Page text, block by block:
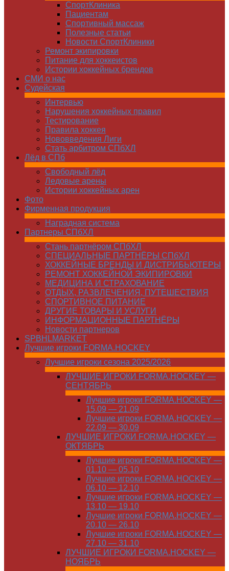
СпортКлиника
Пациентам
Спортивный массаж
Полезные статьи
Новости СпортКлиники
Ремонт экипировки
Питание для хоккеистов
Истории хоккейных брендов
СМИ о нас
Судейская
Интервью
Нарушения хоккейных правил
Тестирование
Правила хоккея
Нововведения Лиги
Стать арбитром СПбХЛ
Лёд в СПб
Свободный лёд
Ледовые арены
Истории хоккейных арен
Фото
Фирменная продукция
Наградная система
Партнеры СПбХЛ
Стань партнёром СПбХЛ
СПЕЦИАЛЬНЫЕ ПАРТНЁРЫ СПбХЛ
ХОККЕЙНЫЕ БРЕНДЫ И ДИСТРИБЬЮТЕРЫ
РЕМОНТ ХОККЕЙНОЙ ЭКИПИРОВКИ
МЕДИЦИНА И СТРАХОВАНИЕ
ОТДЫХ, РАЗВЛЕЧЕНИЯ, ПУТЕШЕСТВИЯ
СПОРТИВНОЕ ПИТАНИЕ
ДРУГИЕ ТОВАРЫ И УСЛУГИ
ИНФОРМАЦИОННЫЕ ПАРТНЁРЫ
Новости партнеров
SPBHLMARKET
Лучшие игроки FORMA.HOCKEY
Лучшие игроки сезона 2025/2026
ЛУЧШИЕ ИГРОКИ FORMA.HOCKEY —
СЕНТЯБРЬ
Лучшие игроки FORMA.HOCKEY —
15.09 — 21.09
Лучшие игроки FORMA.HOCKEY —
22.09 — 30.09
ЛУЧШИЕ ИГРОКИ FORMA.HOCKEY —
ОКТЯБРЬ
Лучшие игроки FORMA.HOCKEY —
01.10 — 05.10
Лучшие игроки FORMA.HOCKEY —
06.10 — 12.10
Лучшие игроки FORMA.HOCKEY —
13.10 — 19.10
Лучшие игроки FORMA.HOCKEY —
20.10 — 26.10
Лучшие игроки FORMA.HOCKEY —
27.10 — 31.10
ЛУЧШИЕ ИГРОКИ FORMA.HOCKEY —
НОЯБРЬ